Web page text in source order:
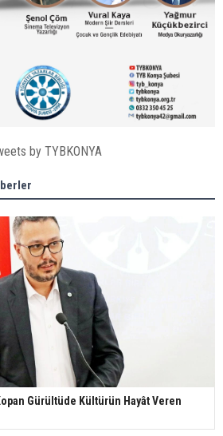
by TYBKONYA
Gürültüde Kültürün Hayât Veren